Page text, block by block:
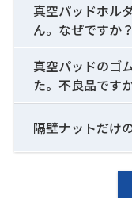
真空パッドホル
ん。なぜですか？
真空パッドのゴ
た。不良品です
隔壁ナットだけ